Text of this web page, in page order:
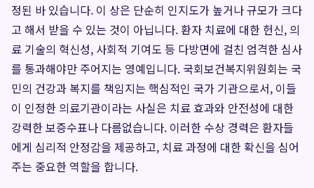
정된 바 있습니다. 이 상은 단순히 인지도가 높거나 규모가 크다
고 해서 받을 수 있는 것이 아닙니다. 환자 치료에 대한 헌신, 의
료 기술의 혁신성, 사회적 기여도 등 다방면에 걸친 엄격한 심사
를 통과해야만 주어지는 영예입니다. 국회보건복지위원회는 국
민의 건강과 복지를 책임지는 핵심적인 국가 기관으로서, 이들
이 인정한 의료기관이라는 사실은 치료 효과와 안전성에 대한
강력한 보증수표나 다름없습니다. 이러한 수상 경력은 환자들
에게 심리적 안정감을 제공하고, 치료 과정에 대한 확신을 심어
주는 중요한 역할을 합니다.